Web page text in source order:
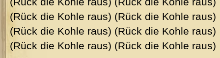
(Rück die Kohle raus) (Rück die Kohle raus)
(Rück die Kohle raus) (Rück die Kohle raus)
(Rück die Kohle raus) (Rück die Kohle raus)